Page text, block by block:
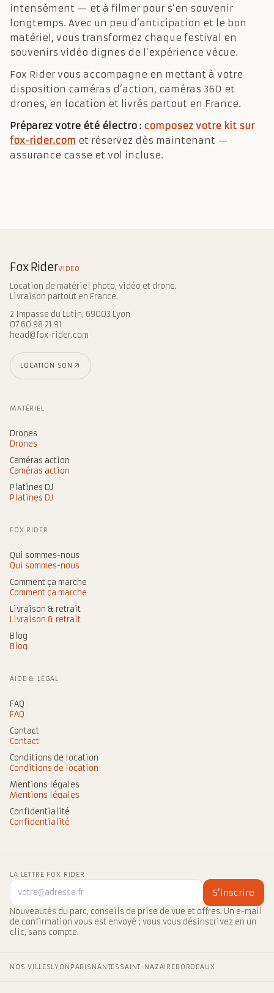
intensément — et à filmer pour s’en souvenir
longtemps. Avec un peu d’anticipation et le bon
matériel, vous transformez chaque festival en
souvenirs vidéo dignes de l’expérience vécue.
Fox Rider vous accompagne en mettant à votre
disposition caméras d’action, caméras 360 et
drones, en location et livrés partout en France.
Préparez votre été électro : composez votre kit sur
fox-rider.com et réservez dès maintenant —
assurance casse et vol incluse.
Fox RiderVIDEO
Location de matériel photo, vidéo et drone.
Livraison partout en France.
2 Impasse du Lutin, 69003 Lyon
07 60 98 21 91
head@fox-rider.com
LOCATION SON
MATÉRIEL
Drones
Drones
Caméras action
Caméras action
Platines DJ
Platines DJ
FOX RIDER
Qui sommes-nous
Qui sommes-nous
Comment ça marche
Comment ça marche
Livraison & retrait
Livraison & retrait
Blog
Blog
AIDE & LÉGAL
FAQ
FAQ
Contact
Contact
Conditions de location
Conditions de location
Mentions légales
Mentions légales
Confidentialité
Confidentialité
LA LETTRE FOX RIDER
S’inscrire
Nouveautés du parc, conseils de prise de vue et offres. Un e-mail
de confirmation vous est envoyé ; vous vous désinscrivez en un
clic, sans compte.
NOS VILLESLYON PARIS NANTES SAINT-NAZAIREBORDEAUX